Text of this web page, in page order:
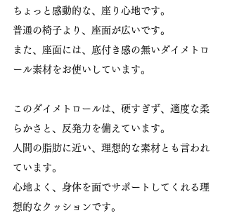
ちょっと感動的な、座り心地です。
普通の椅子より、座面が広いです。
また、座面には、底付き感の無いダイメトロ
ール素材をお使いしています。
このダイメトロールは、硬すぎず、適度な柔
らかさと、反発力を備えています。
人間の脂肪に近い、理想的な素材とも言われ
ています。
心地よく、身体を面でサポートしてくれる理
想的なクッションです。